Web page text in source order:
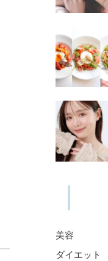
美容
ダイエット